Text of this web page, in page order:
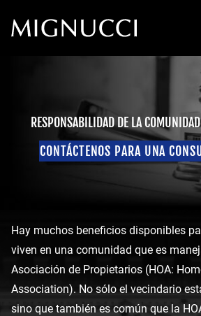
RESPONSABILIDAD DE LA
CONTÁCTENOS PARA UNA
Hay muchos beneficios disponibles
viven en una comunidad que es
Asociación de Propietarios (HOA:
Association). No sólo el vecindario
sino que también es común que la